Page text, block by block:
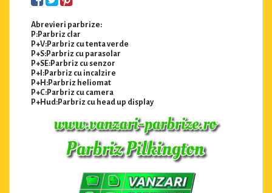
Abrevieri parbrize:
P:Parbriz clar
P+V:Parbriz cu tenta verde
P+S:Parbriz cu parasolar
P+SE:Parbriz cu senzor
P+I:Parbriz cu incalzire
P+H:Parbriz heliomat
P+C:Parbriz cu camera
P+Hud:Parbriz cu head up display